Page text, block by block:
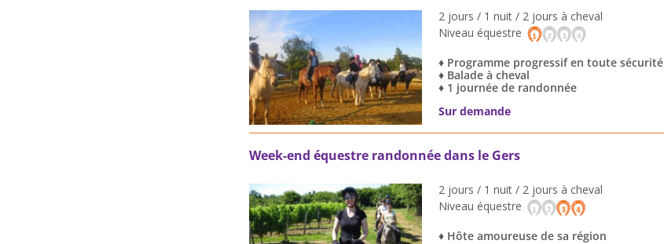
2 jours / 1 nuit / 2 jours à cheval
Niveau équestre
♦ Programme progressif en toute sécurité
♦ Balade à cheval
♦ 1 journée de randonnée
Sur demande
Week-end équestre randonnée dans le Gers
2 jours / 1 nuit / 2 jours à cheval
Niveau équestre
♦ Hôte amoureuse de sa région